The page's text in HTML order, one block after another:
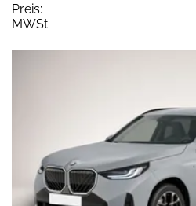
Preis:
MWSt: